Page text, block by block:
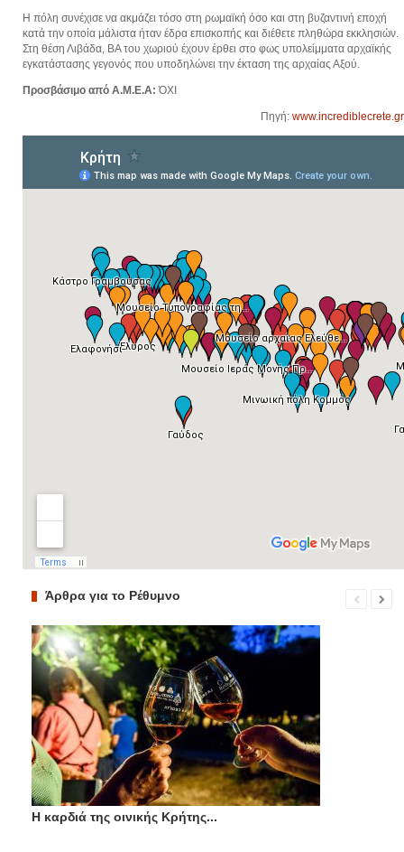
Η πόλη συνέχισε να ακμάζει τόσο στη ρωμαϊκή όσο και στη βυζαντινή εποχή
κατά την οποία μάλιστα ήταν έδρα επισκοπής και διέθετε πληθώρα εκκλησιών.
Στη θέση Λιβάδα, ΒΑ του χωριού έχουν έρθει στο φως υπολείμματα αρχαϊκής
εγκατάστασης γεγονός που υποδηλώνει την έκταση της αρχαίας Αξού.
Προσβάσιμο από Α.Μ.Ε.Α: ΌΧΙ
Πηγή: www.incrediblecrete.gr
Άρθρα για το Ρέθυμνο
Η καρδιά της οινικής Κρήτης...